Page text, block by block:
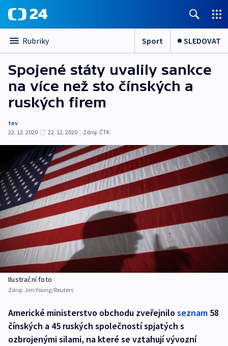
Rubriky Sport SLEDOVAT
Spojené státy uvalily sankce
na více než sto čínských a
ruských firem
tev
22. 12. 2020
22. 12. 2020 | Zdroj: ČTK
Ilustrační foto
Zdroj: Jim Young/Reuters
Americké ministerstvo obchodu zveřejniloseznam 58
čínských a 45 ruských společností spjatých s
ozbrojenými silami, na které se vztahují vývozní